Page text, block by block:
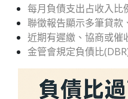
每月負債支出占收入比
聯徵報告顯示多筆貸款
近期有遲繳、協商或催
金管會規定負債比